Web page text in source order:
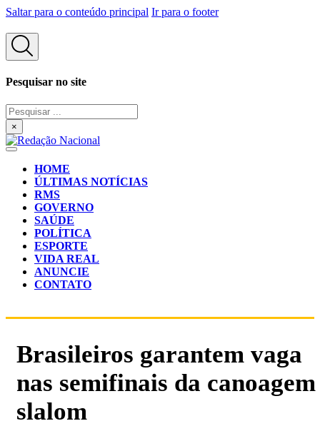
Saltar para o conteúdo principal Ir para o footer
Pesquisar no site
Pesquisar
...×
HOME
ÚLTIMAS NOTÍCIAS
RMS
GOVERNO
SAÚDE
POLÍTICA
ESPORTE
VIDA REAL
ANUNCIE
CONTATO
Brasileiros garantem vaga
nas semifinais da canoagem
slalom